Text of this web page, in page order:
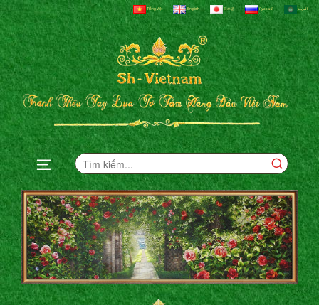
Tiếng Việt English 日本語 Русский العربية